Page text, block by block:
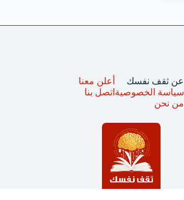
عن ثقف نفسك
سياسة الخصوصية
من نحن
أعلن معنا
اتصل بنا